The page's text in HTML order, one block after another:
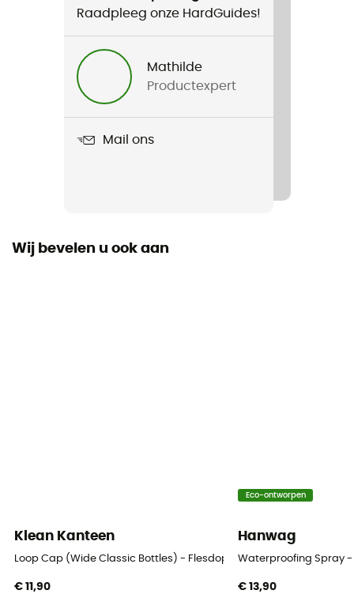
Raadpleeg onze HardGuides!
Mathilde
Productexpert
Mail ons
Wij bevelen u ook aan
Klean Kanteen
Loop Cap (Wide Classic Bottles) - Flesdop
€ 11,90
Eco-ontworpen
Hanwag
Waterproofing Spray
€ 13,90